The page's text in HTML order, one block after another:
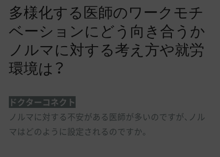
多様化する医師のワークモチ
ベーションにどう向き合うか
ノルマに対する考え方や就労
環境は？
ドクターコネクト
ノルマに対する不安がある医師が多いのですが、ノル
マはどのように設定されるのですか。